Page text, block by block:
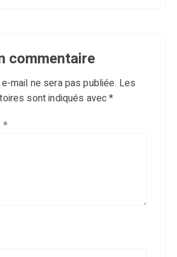
commentaire
mail ne sera pas publiée. Les
sont indiqués avec*
*